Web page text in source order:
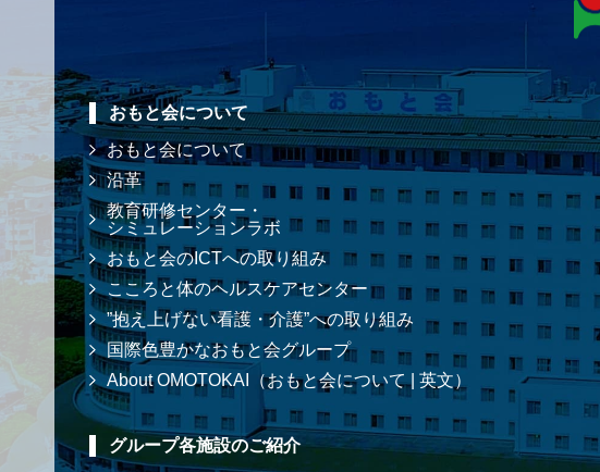
おもと会について
おもと会について
沿革
教育研修センター・
シミュレーションラボ
おもと会のICTへの取り組み
こころと体のヘルスケアセンター
”抱え上げない看護・介護”への取り組み
国際色豊かなおもと会グループ
About OMOTOKAI（おもと会について | 英文）
グループ各施設のご紹介